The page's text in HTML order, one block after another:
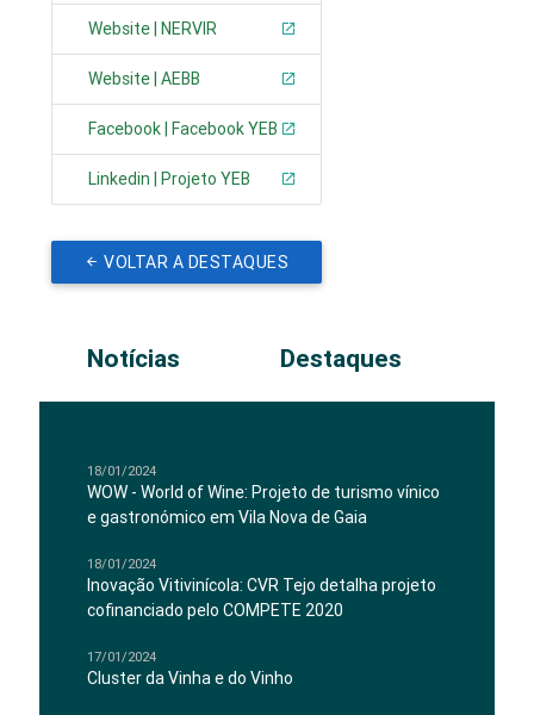
Website | NERVIR
Website | AEBB
Facebook | Facebook YEB
Linkedin | Projeto YEB
VOLTAR A DESTAQUES
Notícias Destaques
18/01/2024
WOW - World of Wine: Projeto de turismo vínico
e gastronómico em Vila Nova de Gaia
18/01/2024
Inovação Vitivinícola: CVR Tejo detalha projeto
cofinanciado pelo COMPETE 2020
17/01/2024
Cluster da Vinha e do Vinho